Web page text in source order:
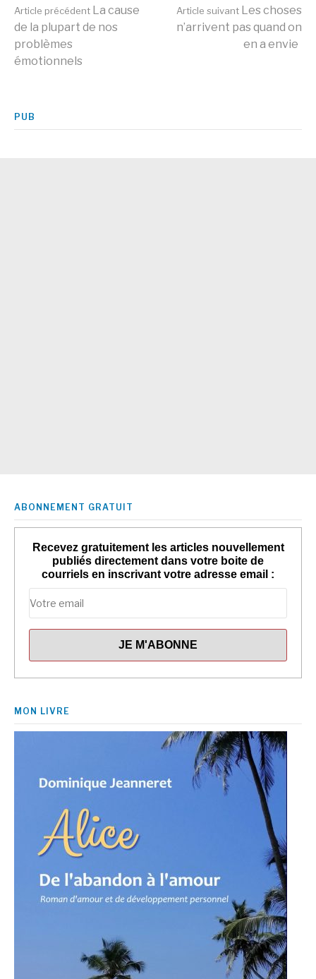
Lire
la
suite
Article précédent La cause
de la plupart de nos
problèmes
émotionnels
Article suivant Les choses
n’arrivent pas quand on
en a envie
PUB
ABONNEMENT GRATUIT
Recevez gratuitement les articles nouvellement
publiés directement dans votre boite de
courriels en inscrivant votre adresse email :
MON LIVRE